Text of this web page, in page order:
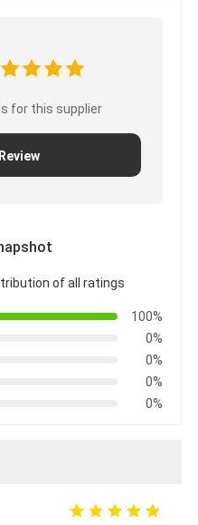
for this supplier
of all ratings
100%
0%
0%
0%
0%